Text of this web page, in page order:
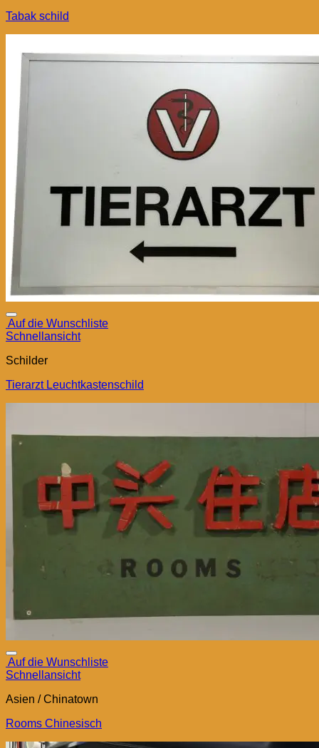
Tabak schild
Auf die Wunschliste
Schnellansicht
Schilder
Tierarzt Leuchtkastenschild
Auf die Wunschliste
Schnellansicht
Asien / Chinatown
Rooms Chinesisch